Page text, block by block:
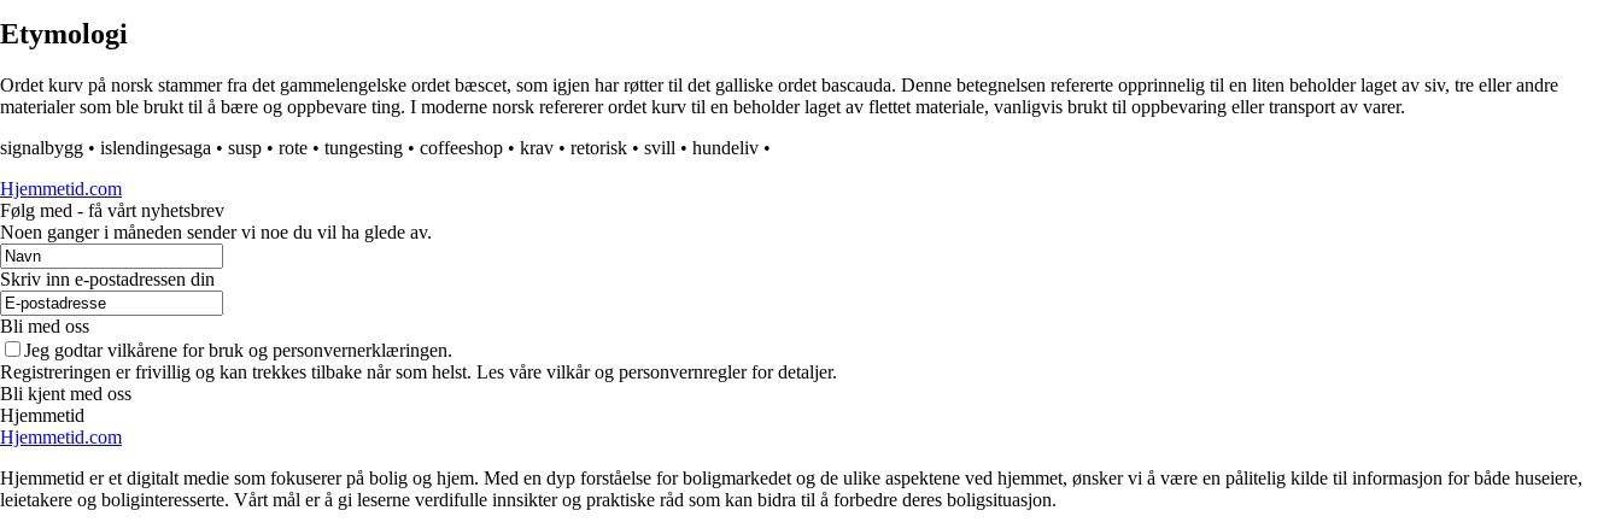
Etymologi
Ordet kurv på norsk stammer fra det gammelengelske ordet bæscet, som igjen har røtter til det galliske ordet bascauda. Denne betegnelsen refererte opprinnelig til en liten beholder laget av siv, tre eller andre
materialer som ble brukt til å bære og oppbevare ting. I moderne norsk refererer ordet kurv til en beholder laget av flettet materiale, vanligvis brukt til oppbevaring eller transport av varer.
signalbygg • islendingesaga • susp • rote • tungesting • coffeeshop • krav • retorisk • svill • hundeliv •
Hjemmetid.com
Følg med - få vårt nyhetsbrev
Noen ganger i måneden sender vi noe du vil ha glede av.
Skriv inn e-postadressen din
Bli med oss
Jeg godtar vilkårene for bruk og personvernerklæringen.
Registreringen er frivillig og kan trekkes tilbake når som helst. Les våre vilkår og personvernregler for detaljer.
Bli kjent med oss
Hjemmetid
Hjemmetid.com
Hjemmetid er et digitalt medie som fokuserer på bolig og hjem. Med en dyp forståelse for boligmarkedet og de ulike aspektene ved hjemmet, ønsker vi å være en pålitelig kilde til informasjon for både huseiere,
leietakere og boliginteresserte. Vårt mål er å gi leserne verdifulle innsikter og praktiske råd som kan bidra til å forbedre deres boligsituasjon.